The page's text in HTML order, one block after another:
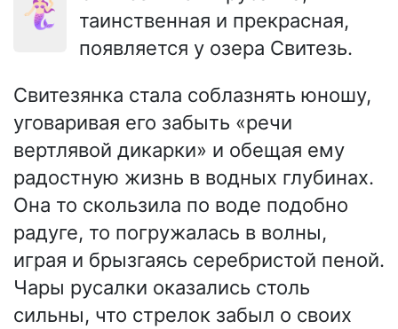
🧜🏻‍♀️
таинственная и прекрасная,
появляется у озера Свитезь.
Свитезянка стала соблазнять юношу,
уговаривая его забыть «речи
вертлявой дикарки» и обещая ему
радостную жизнь в водных глубинах.
Она то скользила по воде подобно
радуге, то погружалась в волны,
играя и брызгаясь серебристой пеной.
Чары русалки оказались столь
сильны, что стрелок забыл о своих